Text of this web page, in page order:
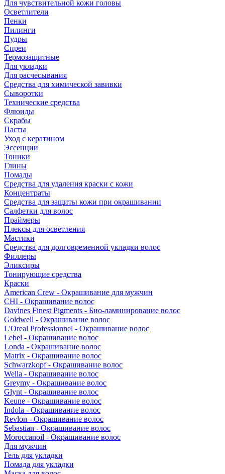
Для чувствительной кожи головы
Осветлители
Пенки
Пилинги
Пудры
Спреи
Термозащитные
Для укладки
Для расчесывания
Средства для химической завивки
Сыворотки
Технические средства
Флюиды
Скрабы
Пасты
Уход с кератином
Эссенции
Тоники
Глины
Помады
Средства для удаления краски с кожи
Концентраты
Средства для защиты кожи при окрашивании
Салфетки для волос
Праймеры
Плексы для осветления
Мастики
Средства для долговременной укладки волос
Филлеры
Эликсиры
Тонирующие средства
Краски
American Crew - Окрашивание для мужчин
CHI - Окрашивание волос
Davines Finest Pigments - Био-ламинирование волос
Goldwell - Окрашивание волос
L'Oreal Professionnel - Окрашивание волос
Lebel - Окрашивание волос
Londa - Окрашивание волос
Matrix - Окрашивание волос
Schwarzkopf - Окрашивание волос
Wella - Окрашивание волос
Greymy - Окрашивание волос
Glynt - Окрашивание волос
Keune - Окрашивание волос
Indola - Окрашивание волос
Revlon - Окрашивание волос
Sebastian - Окрашивание волос
Moroccanoil - Окрашивание волос
Для мужчин
Гель для укладки
Помада для укладки